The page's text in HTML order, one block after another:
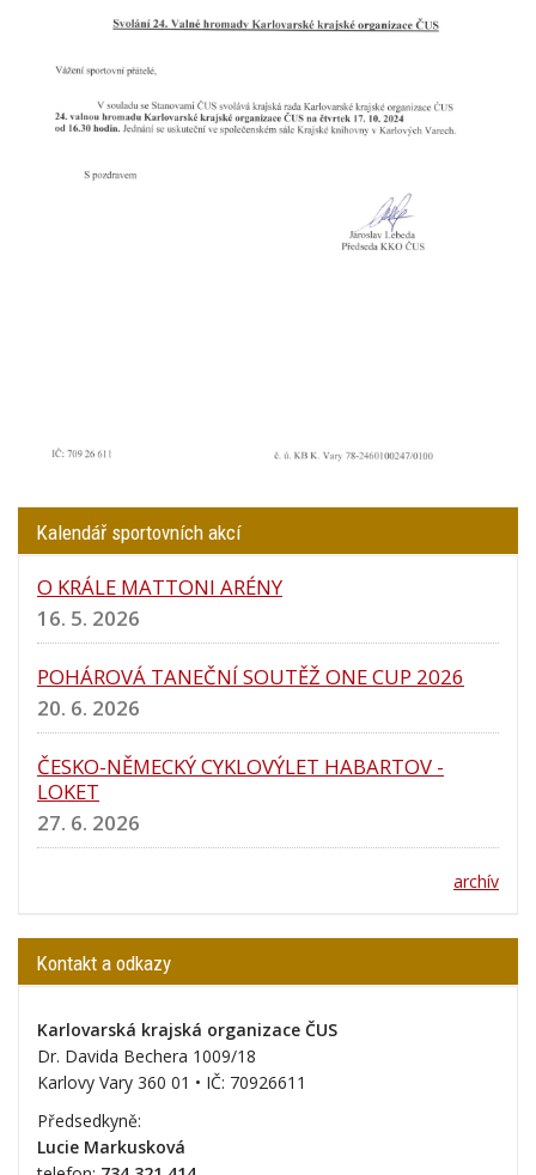
Kalendář sportovních akcí
O KRÁLE MATTONI ARÉNY
16. 5. 2026
POHÁROVÁ TANEČNÍ SOUTĚŽ ONE CUP 2026
20. 6. 2026
ČESKO-NĚMECKÝ CYKLOVÝLET HABARTOV -
LOKET
27. 6. 2026
archív
Kontakt a odkazy
Karlovarská krajská organizace ČUS
Dr. Davida Bechera 1009/18
Karlovy Vary 360 01 • IČ: 70926611
Předsedkyně:
Lucie Markusková